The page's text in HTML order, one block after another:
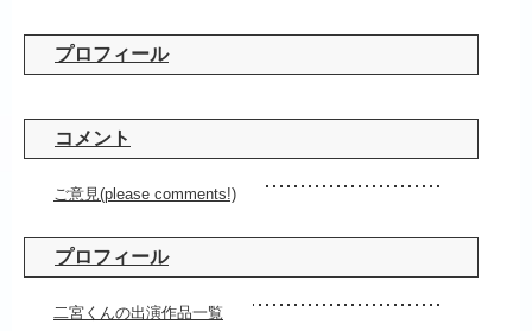
プロフィール
コメント
ご意見(please comments!)
プロフィール
二宮くんの出演作品一覧